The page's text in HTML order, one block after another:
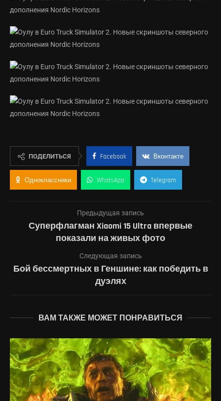
ПОДЕЛИТЬСЯ Facebook Вконтакте
Одноклассники WhatsApp Telegram
Предыдущая запись
Суперфлагман Xiaomi 15 Ultra впервые
показали на живых фото
Следующая запись
Бой бессмертных в Геншине: как победить в
дуэлях
ВАМ ТАКЖЕ МОЖЕТ ПОНРАВИТЬСЯ